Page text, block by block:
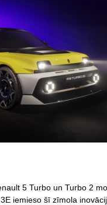
5 Turbo un Turbo 2
iemieso šī zīmola